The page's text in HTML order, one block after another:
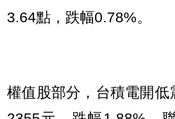
3.64點，跌幅0.78%。
權值股部分，台積電開低